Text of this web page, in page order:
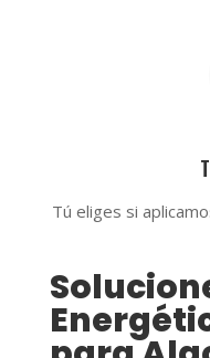
Tú eliges si